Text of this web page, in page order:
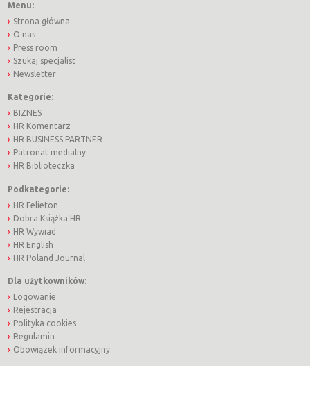
Menu:
Strona główna
O nas
Press room
Szukaj specjalist
Newsletter
Kategorie:
BIZNES
HR Komentarz
HR BUSINESS PARTNER
Patronat medialny
HR Biblioteczka
Podkategorie:
HR Felieton
Dobra Książka HR
HR Wywiad
HR English
HR Poland Journal
Dla użytkowników:
Logowanie
Rejestracja
Polityka cookies
Regulamin
Obowiązek informacyjny